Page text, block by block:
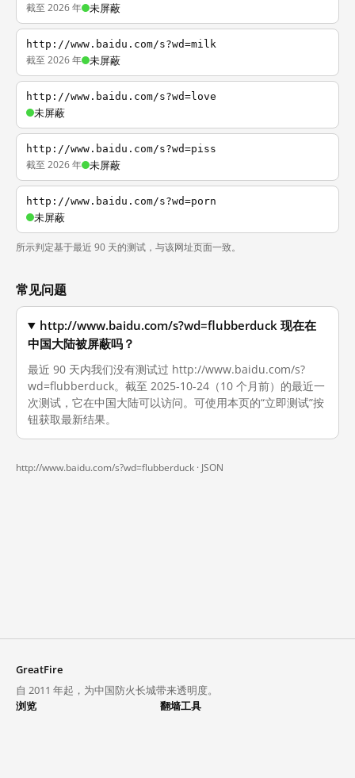
截至 2026 年 未屏蔽
http://www.baidu.com/s?wd=milk
截至 2026 年 未屏蔽
http://www.baidu.com/s?wd=love
未屏蔽
http://www.baidu.com/s?wd=piss
截至 2026 年 未屏蔽
http://www.baidu.com/s?wd=porn
未屏蔽
所示判定基于最近 90 天的测试，与该网址页面一致。
常见问题
http://www.baidu.com/s?wd=flubberduck 现在在
中国大陆被屏蔽吗？
最近 90 天内我们没有测试过 http://www.baidu.com/s?
wd=flubberduck。截至 2025-10-24（10 个月前）的最近一
次测试，它在中国大陆可以访问。可使用本页的“立即测试”按
钮获取最新结果。
http://www.baidu.com/s?wd=flubberduck · JSON
GreatFire
自 2011 年起，为中国防火长城带来透明度。
浏览
翻墙工具